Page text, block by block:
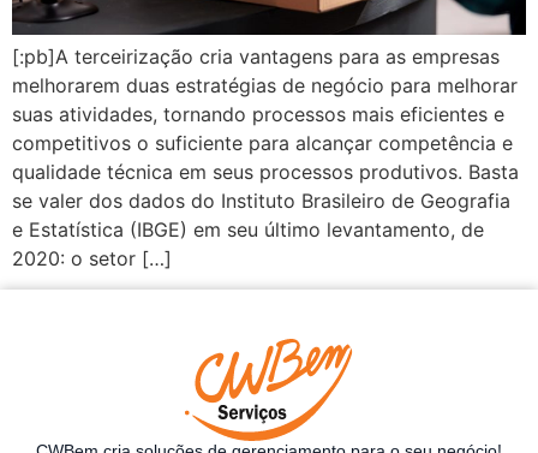
[:pb]A terceirização cria vantagens para as empresas
melhorarem duas estratégias de negócio para melhorar
suas atividades, tornando processos mais eficientes e
competitivos o suficiente para alcançar competência e
qualidade técnica em seus processos produtivos. Basta
se valer dos dados do Instituto Brasileiro de Geografia
e Estatística (IBGE) em seu último levantamento, de
2020: o setor […]